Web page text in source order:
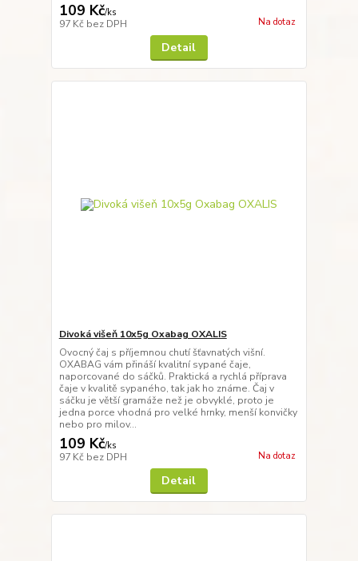
109 Kč/ks
97 Kč bez DPH Na dotaz
Detail
Divoká višeň 10x5g Oxabag OXALIS
Ovocný čaj s příjemnou chutí šťavnatých višní.
OXABAG vám přináší kvalitní sypané čaje,
naporcované do sáčků. Praktická a rychlá příprava
čaje v kvalitě sypaného, tak jak ho známe. Čaj v
sáčku je větší gramáže než je obvyklé, proto je
jedna porce vhodná pro velké hrnky, menší konvičky
nebo pro milov...
109 Kč/ks
97 Kč bez DPH Na dotaz
Detail